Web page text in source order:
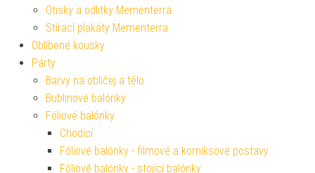
Otisky a odlitky Mementerra
Stírací plakáty Mementerra
Oblíbené kousky
Párty
Barvy na obličej a tělo
Bublinové balónky
Fóliové balónky
Chodící
Fóliové balónky - filmové a komiksové postavy
Fóliové balónky - stojící balónky